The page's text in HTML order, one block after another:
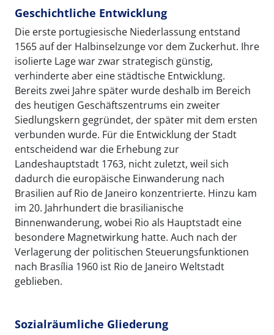
Geschichtliche Entwicklung
Die erste portugiesische Niederlassung entstand
1565 auf der Halbinselzunge vor dem Zuckerhut. Ihre
isolierte Lage war zwar strategisch günstig,
verhinderte aber eine städtische Entwicklung.
Bereits zwei Jahre später wurde deshalb im Bereich
des heutigen Geschäftszentrums ein zweiter
Siedlungskern gegründet, der später mit dem ersten
verbunden wurde. Für die Entwicklung der Stadt
entscheidend war die Erhebung zur
Landeshauptstadt 1763, nicht zuletzt, weil sich
dadurch die europäische Einwanderung nach
Brasilien auf Rio de Janeiro konzentrierte. Hinzu kam
im 20. Jahrhundert die brasilianische
Binnenwanderung, wobei Rio als Hauptstadt eine
besondere Magnetwirkung hatte. Auch nach der
Verlagerung der politischen Steuerungsfunktionen
nach Brasília 1960 ist Rio de Janeiro Weltstadt
geblieben.
Sozialräumliche Gliederung